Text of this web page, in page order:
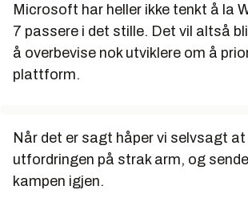
Microsoft har heller ikke tenkt å la
7 passere i det stille. Det vil altså
å overbevise nok utviklere om å
plattform.
Når det er sagt håper vi selvsagt
utfordringen på strak arm, og
kampen igjen.